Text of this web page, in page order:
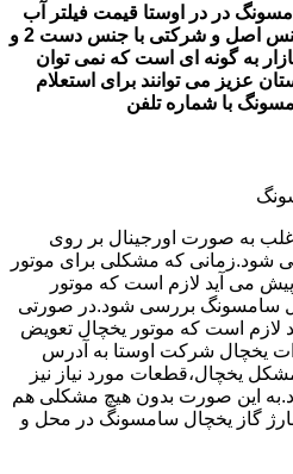
در در اوستا قیمت فیلتر آب
یخچال سامسونگ بستگی به جنس اصل و شرکتی با جنس دست 2 و
به گونه ای است که نمی توان
عزیز می توانند برای استعلام
با شماره تلفن
به صورت اورجینال بر روی
که مشکلی برای موتور
می آید لازم است که موتور
سامسونگ بررسی شود.در صورتی
است که موتور یخچال تعویض
یخچال شرکت اوستا به آدرس
یخچال،قطعات مورد نیاز نیز
این صورت بدون هیچ مشکلی هم
گاز یخچال سامسونگ در محل و